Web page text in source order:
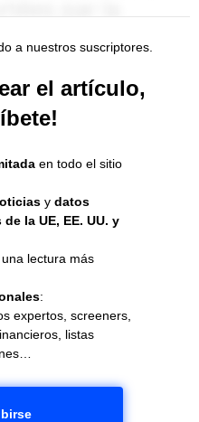
a nuestros suscriptores.
el artículo,
en todo el sitio
y datos
la UE, EE. UU. y
lectura más
:
expertos, screeners,
listas